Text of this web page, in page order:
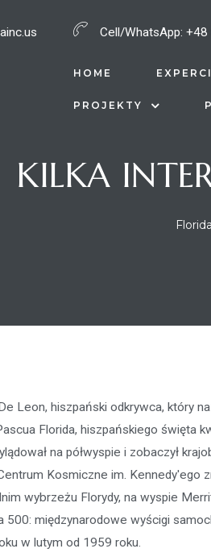
Cell/WhatsApp: +48
HOME
PROJEKTY
KILKA
Leon, hiszpański odkrywca, który
Florida, hiszpańskiego święta
na półwyspie i zobaczył
Kosmiczne im. Kennedy'ego
wybrzeżu Florydy, na wyspie
500: międzynarodowe wyścigi
w lutym od 1959 roku.